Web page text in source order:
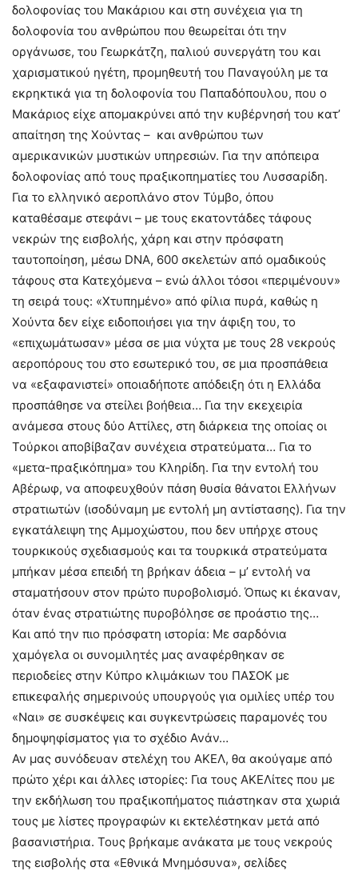
δολοφονίας του Μακάριου και στη συνέχεια για τη
δολοφονία του ανθρώπου που θεωρείται ότι την
οργάνωσε, του Γεωρκάτζη, παλιού συνεργάτη του και
χαρισματικού ηγέτη, προμηθευτή του Παναγούλη με τα
εκρηκτικά για τη δολοφονία του Παπαδόπουλου, που ο
Μακάριος είχε απομακρύνει από την κυβέρνησή του κατ’
απαίτηση της Χούντας – και ανθρώπου των
αμερικανικών μυστικών υπηρεσιών. Για την απόπειρα
δολοφονίας από τους πραξικοπηματίες του Λυσσαρίδη.
Για το ελληνικό αεροπλάνο στον Τύμβο, όπου
καταθέσαμε στεφάνι – με τους εκατοντάδες τάφους
νεκρών της εισβολής, χάρη και στην πρόσφατη
ταυτοποίηση, μέσω DNA, 600 σκελετών από ομαδικούς
τάφους στα Κατεχόμενα – ενώ άλλοι τόσοι «περιμένουν»
τη σειρά τους: «Χτυπημένο» από φίλια πυρά, καθώς η
Χούντα δεν είχε ειδοποιήσει για την άφιξη του, το
«επιχωμάτωσαν» μέσα σε μια νύχτα με τους 28 νεκρούς
αεροπόρους του στο εσωτερικό του, σε μια προσπάθεια
να «εξαφανιστεί» οποιαδήποτε απόδειξη ότι η Ελλάδα
προσπάθησε να στείλει βοήθεια… Για την εκεχειρία
ανάμεσα στους δύο Αττίλες, στη διάρκεια της οποίας οι
Τούρκοι αποβίβαζαν συνέχεια στρατεύματα… Για το
«μετα-πραξικόπημα» του Κληρίδη. Για την εντολή του
Αβέρωφ, να αποφευχθούν πάση θυσία θάνατοι Ελλήνων
στρατιωτών (ισοδύναμη με εντολή μη αντίστασης). Για την
εγκατάλειψη της Αμμοχώστου, που δεν υπήρχε στους
τουρκικούς σχεδιασμούς και τα τουρκικά στρατεύματα
μπήκαν μέσα επειδή τη βρήκαν άδεια – μ’ εντολή να
σταματήσουν στον πρώτο πυροβολισμό. Όπως κι έκαναν,
όταν ένας στρατιώτης πυροβόλησε σε προάστιο της…
Και από την πιο πρόσφατη ιστορία: Με σαρδόνια
χαμόγελα οι συνομιλητές μας αναφέρθηκαν σε
περιοδείες στην Κύπρο κλιμάκιων του ΠΑΣΟΚ με
επικεφαλής σημερινούς υπουργούς για ομιλίες υπέρ του
«Ναι» σε συσκέψεις και συγκεντρώσεις παραμονές του
δημοψηφίσματος για το σχέδιο Ανάν…
Αν μας συνόδευαν στελέχη του ΑΚΕΛ, θα ακούγαμε από
πρώτο χέρι και άλλες ιστορίες: Για τους ΑΚΕΛίτες που με
την εκδήλωση του πραξικοπήματος πιάστηκαν στα χωριά
τους με λίστες προγραφών κι εκτελέστηκαν μετά από
βασανιστήρια. Τους βρήκαμε ανάκατα με τους νεκρούς
της εισβολής στα «Εθνικά Μνημόσυνα», σελίδες